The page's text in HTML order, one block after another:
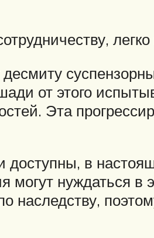
от этого
Эта
в
нуждаться в
наследству,